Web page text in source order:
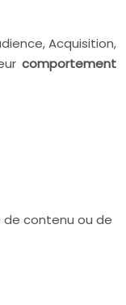
Acquisition,
comportement
de contenu ou de